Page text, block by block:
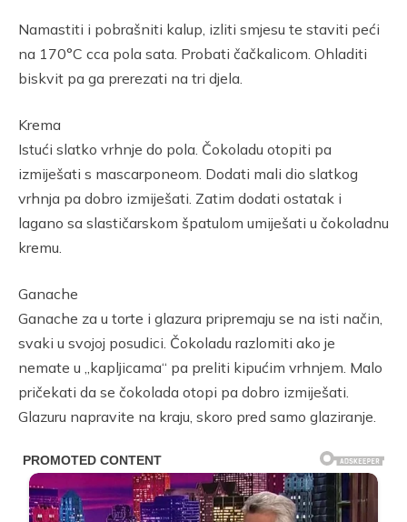
Namastiti i pobrašniti kalup, izliti smjesu te staviti peći
na 170°C cca pola sata. Probati čačkalicom. Ohladiti
biskvit pa ga prerezati na tri djela.
Krema
Istući slatko vrhnje do pola. Čokoladu otopiti pa
izmiješati s mascarponeom. Dodati mali dio slatkog
vrhnja pa dobro izmiješati. Zatim dodati ostatak i
lagano sa slastičarskom špatulom umiješati u čokoladnu
kremu.
Ganache
Ganache za u torte i glazura pripremaju se na isti način,
svaki u svojoj posudici. Čokoladu razlomiti ako je
nemate u „kapljicama“ pa preliti kipućim vrhnjem. Malo
pričekati da se čokolada otopi pa dobro izmiješati.
Glazuru napravite na kraju, skoro pred samo glaziranje.